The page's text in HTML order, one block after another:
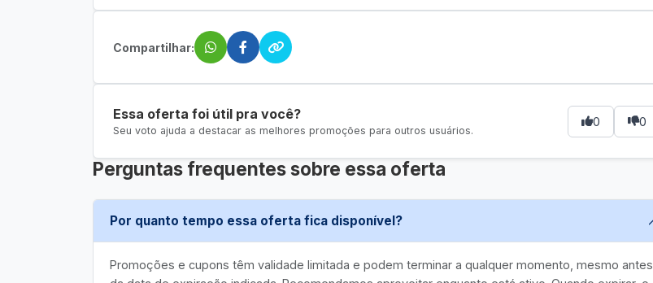
Compartilhar:
Essa oferta foi útil pra você?
Seu voto ajuda a destacar as melhores promoções para outros usuários.
0 0
Perguntas frequentes sobre essa oferta
Por quanto tempo essa oferta fica disponível?
Promoções e cupons têm validade limitada e podem terminar a qualquer momento, mesmo antes